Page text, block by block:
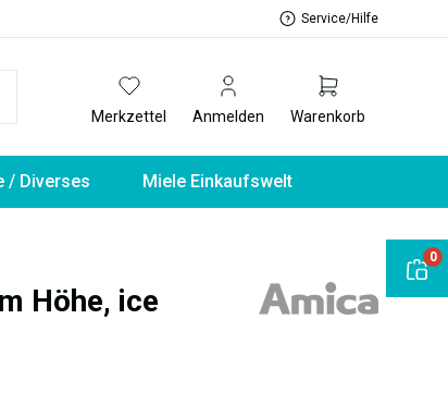
Service/Hilfe
Merkzettel Anmelden Warenkorb
/ Diverses Miele Einkaufswelt
Höhe, ice
0